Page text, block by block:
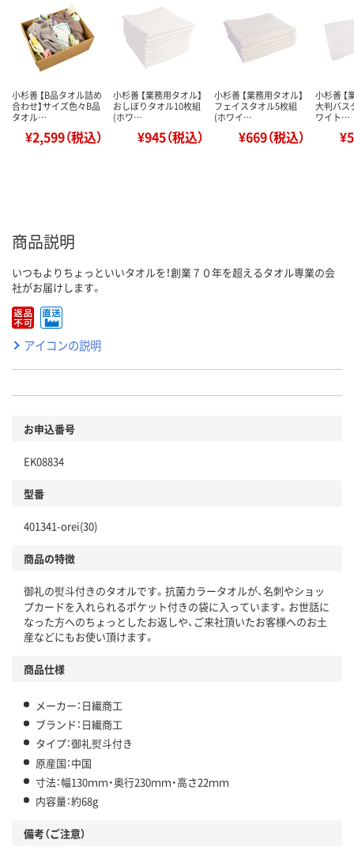
小杉善 【B品タオル詰め
合わせ】サイズ色々B品
タオル…
¥2,599（税込）
小杉善 【業務用タオル】
おしぼりタオル10枚組
(ホワ…
¥945（税込）
小杉善 【業務用タオル】
フェイスタオル5枚組
(ホワイ…
¥669（税込）
小杉善 【
大判バス
ワイト…
商品説明
いつもよりちょっといいタオルを！創業７０年を超えるタオル専業の会
社がお届けします。
アイコンの説明
お申込番号
EK08834
型番
401341-orei(30)
商品の特徴
御礼の熨斗付きのタオルです。抗菌カラータオルが、名刺やショッ
プカードを入れられるポケット付きの袋に入っています。お世話に
なった方へのちょっとしたお返しや、ご来社頂いたお客様へのお土
産などにもお使い頂けます。
商品仕様
メーカー：日繊商工
ブランド：日繊商工
タイプ：御礼熨斗付き
原産国：中国
寸法：幅130ｍｍ・奥行230ｍｍ・高さ22ｍｍ
内容量：約68g
備考（ご注意）